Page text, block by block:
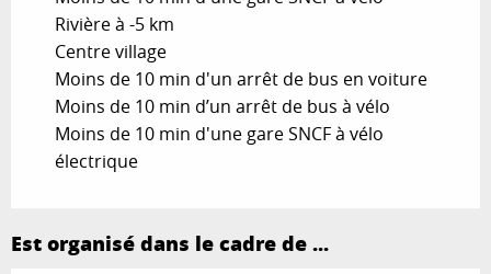
Rivière à -5 km
Centre village
Moins de 10 min d'un arrêt de bus en voiture
Moins de 10 min d’un arrêt de bus à vélo
Moins de 10 min d'une gare SNCF à vélo
électrique
Est organisé dans le cadre de ...